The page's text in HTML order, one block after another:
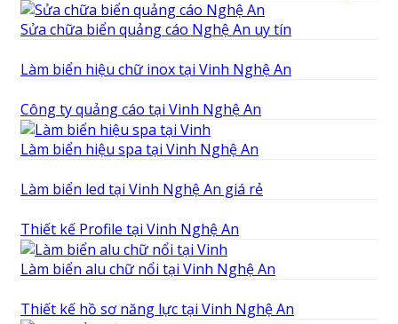
Sửa chữa biển quảng cáo Nghệ An uy tín
Làm biển hiệu chữ inox tại Vinh Nghệ An
Công ty quảng cáo tại Vinh Nghệ An
Làm biển hiệu spa tại Vinh Nghệ An
Làm biển led tại Vinh Nghệ An giá rẻ
Thiết kế Profile tại Vinh Nghệ An
Làm biển alu chữ nổi tại Vinh Nghệ An
Thiết kế hồ sơ năng lực tại Vinh Nghệ An